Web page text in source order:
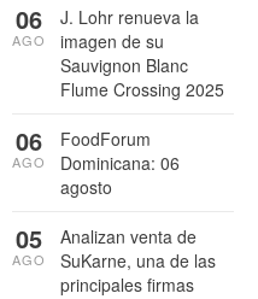
J. Lohr renueva la
imagen de su
Sauvignon Blanc
Flume Crossing 2025
06
AGO
FoodForum
Dominicana: 06
agosto
06
AGO
Analizan venta de
SuKarne, una de las
principales firmas
05
AGO